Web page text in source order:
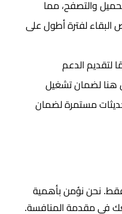
والتصفح، مما
البقاء لفترة أطول على
لتقديم الدعم
هنا لضمان تشغيل
مستمرة لضمان
نحن نؤمن بأهمية
في مقدمة المنافسة.